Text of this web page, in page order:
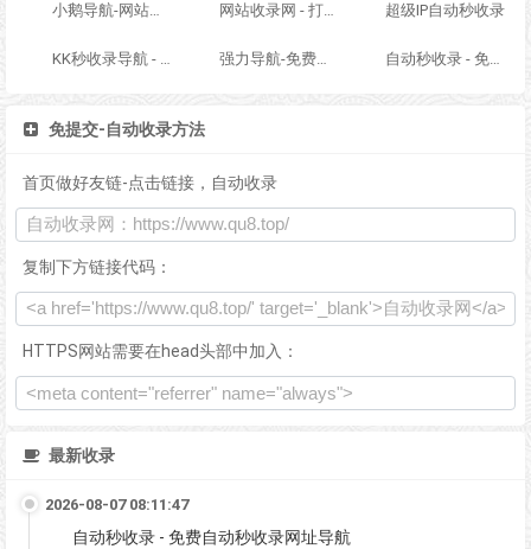
小鹅导航-网站收录-自动收录网-网址收录-自动秒收录 网站收录网 - 打造最与众不同的站点收录网 超级IP自动秒收录
KK秒收录导航 - ACG萌次元丨ACG导航网丨二次元导航丨资源网导航丨福利网址导航 - KK秒收录导航网 强力导航-免费网站分类导航，提交收录，秒收录 自动秒收录 - 免费自动秒收录网址导航
免提交-自动收录方法
首页做好友链-点击链接，自动收录
复制下方链接代码：
HTTPS网站需要在head头部中加入：
最新收录
2026-08-07 08:11:47
自动秒收录 - 免费自动秒收录网址导航